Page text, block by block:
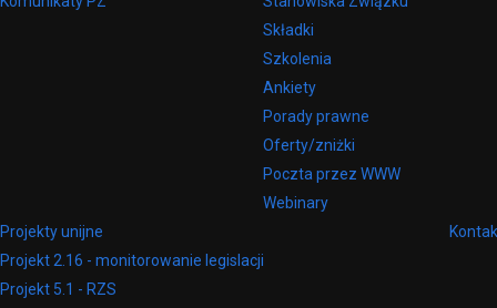
Składki
Szkolenia
Ankiety
Porady prawne
Oferty/zniżki
Poczta przez WWW
Webinary
Projekty unijne
Projekt 2.16 - monitorowanie legislacji
Projekt 5.1 - RZS